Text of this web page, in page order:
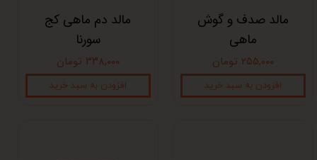
مالد صدف و گوش
ماهی
۲۵۵,۰۰۰ تومان
افزودن به سبد خرید
مالد دم ماهی کج
سورنا
۳۳۸,۰۰۰ تومان
افزودن به سبد خرید